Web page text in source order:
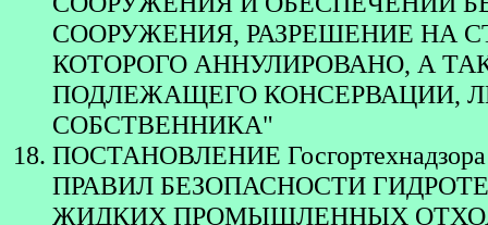
СООРУЖЕНИЯ, РАЗРЕШЕНИЕ НА
КОТОРОГО АННУЛИРОВАНО, А
ПОДЛЕЖАЩЕГО КОНСЕРВАЦИИ,
СОБСТВЕННИКА"
ПОСТАНОВЛЕНИЕ
ПРАВИЛ БЕЗОПАСНОСТИ
ЖИДКИХ ПРОМЫШЛЕННЫХ